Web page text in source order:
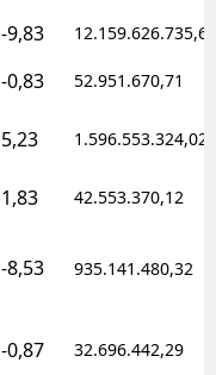
-9,83 12.159.626.735,62
-0,83 52.951.670,71
5,23 1.596.553.324,02
1,83 42.553.370,12
-8,53 935.141.480,32
-0,87 32.696.442,29